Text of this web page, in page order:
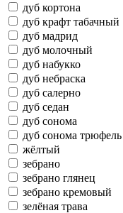
дуб кортона
дуб крафт табачный
дуб мадрид
дуб молочный
дуб набукко
дуб небраска
дуб салерно
дуб седан
дуб сонома
дуб сонома трюфель
жёлтый
зебрано
зебрано глянец
зебрано кремовый
зелёная трава